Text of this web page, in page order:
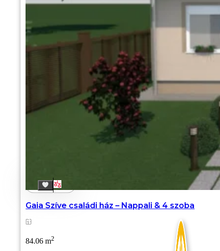
Gaia Szíve családi ház – Nappali & 4 szoba
84.06 m2